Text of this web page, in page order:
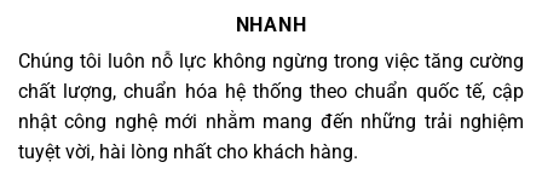
NHANH
Chúng tôi luôn nỗ lực không ngừng trong việc tăng cường
chất lượng, chuẩn hóa hệ thống theo chuẩn quốc tế, cập
nhật công nghệ mới nhằm mang đến những trải nghiệm
tuyệt vời, hài lòng nhất cho khách hàng.